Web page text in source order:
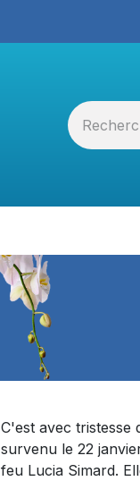
C'est avec tristesse
survenu le 22
feu Lucia Simard.